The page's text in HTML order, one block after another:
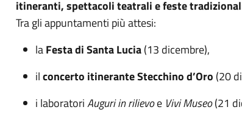
itineranti, spettacoli teatrali e feste
Tra gli appuntamenti più attesi:
laFesta di Santa Lucia(13 dicembre),
ilconcerto itinerante Stecchino d’Oro (20
i laboratoriAuguri in rilievoe Vivi Museo(21